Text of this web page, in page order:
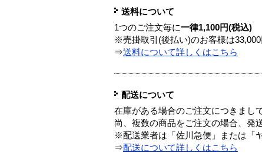
送料について
1つのご注文毎に一律1,100円(税込)
※売掛取引(後払い)のお客様は
⇒送料について詳しくはこちら
配送について
在庫がある場合のご注文につきまし
尚、複数の商品をご注文の場合、発
※配送業者は「佐川急便」または「
⇒配送について詳しくはこちら